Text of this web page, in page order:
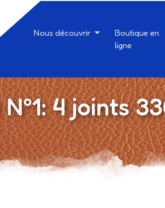
Nous découvrir
Boutique en
ligne
4 joints